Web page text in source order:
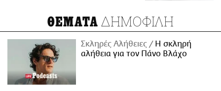
ΘΕΜΑΤΑ ΔΗΜΟΦΙΛΗ
Σκληρές Αλήθειες
H σκληρή
αλήθεια για τον Πάνο Βλάχο